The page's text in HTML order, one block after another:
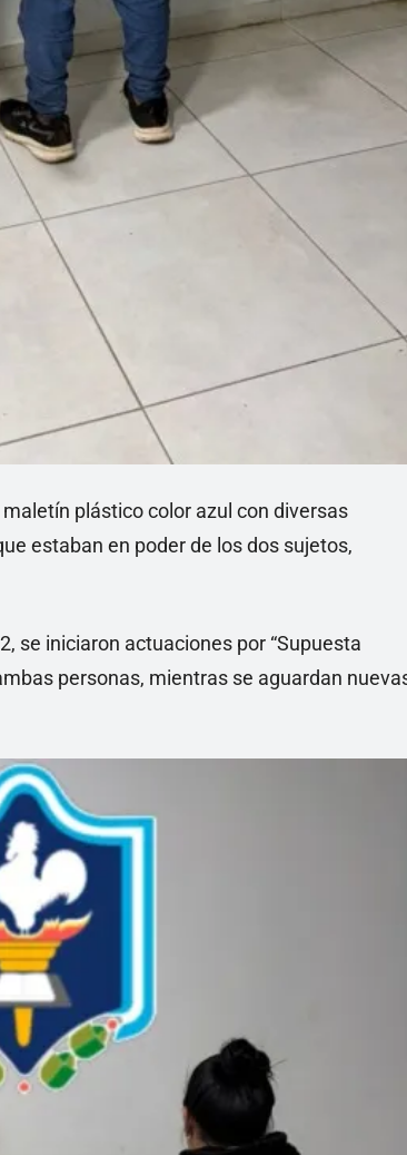
plástico color azul con diversas
estaban en poder de los dos sujetos,
se iniciaron actuaciones por “Supuesta
personas, mientras se aguardan